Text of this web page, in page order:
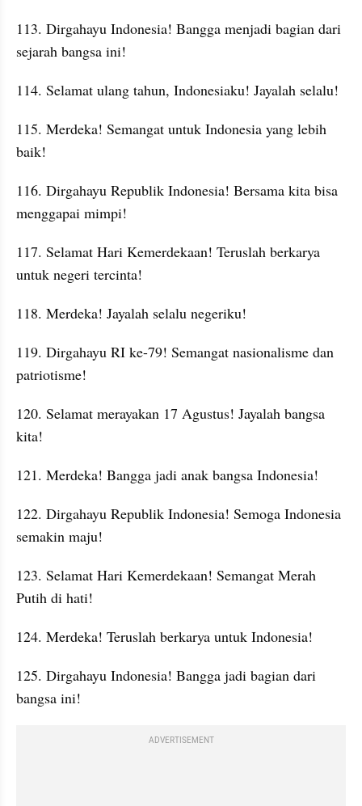
113. Dirgahayu Indonesia! Bangga menjadi bagian dari
sejarah bangsa ini!
114. Selamat ulang tahun, Indonesiaku! Jayalah selalu!
115. Merdeka! Semangat untuk Indonesia yang lebih
baik!
116. Dirgahayu Republik Indonesia! Bersama kita bisa
menggapai mimpi!
117. Selamat Hari Kemerdekaan! Teruslah berkarya
untuk negeri tercinta!
118. Merdeka! Jayalah selalu negeriku!
119. Dirgahayu RI ke-79! Semangat nasionalisme dan
patriotisme!
120. Selamat merayakan 17 Agustus! Jayalah bangsa
kita!
121. Merdeka! Bangga jadi anak bangsa Indonesia!
122. Dirgahayu Republik Indonesia! Semoga Indonesia
semakin maju!
123. Selamat Hari Kemerdekaan! Semangat Merah
Putih di hati!
124. Merdeka! Teruslah berkarya untuk Indonesia!
125. Dirgahayu Indonesia! Bangga jadi bagian dari
bangsa ini!
ADVERTISEMENT